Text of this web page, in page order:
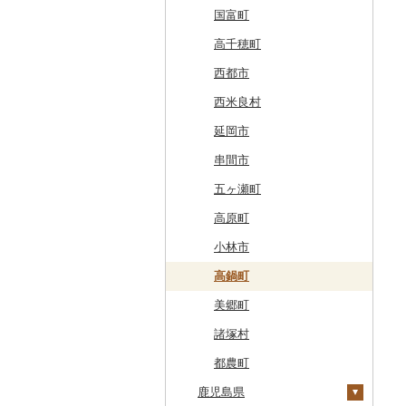
奥尻町
網走市
浦河町
広尾町
中札内村
滝川市
比布町
鶴居村
釧路市
苫前町
当別町
占冠村
上士幌町
平取町
外ヶ浜町
つがる市
弘前市
鰺ヶ沢町
むつ市
田舎館村
青森県（県庁）
三沢市
西目屋村
北上市
平泉町
洋野町
大船渡市
山田町
大槌町
女川町
気仙沼市
美里町
松島町
大和町
大郷町
南三陸町
仙台市
大河原町
角田市
涌谷町
東松島市
鹿角市
大仙市
八郎潟町
戸沢村
舟形町
最上町
真室川町
寒河江市
西川町
高畠町
山形市
三川町
大江町
米沢市
三春町
本宮市
柳津町
鮫川村
福島市
新地町
葛尾村
三島町
桑折町
矢吹町
国見町
檜枝岐村
喜多方市
南相馬市
笠間市
行方市
結城市
城里町
水戸市
鉾田市
桜川市
石岡市
茨城県（県庁）
坂東市
小美玉市
日立市
大子町
鹿嶋市
芳賀町
野木町
藤岡市
邑楽町
板倉町
嬬恋村
草津町
高崎市
群馬県（県庁）
大泉町
長野原町
中之条町
日高市
蓮田市
川越市
宮代町
吉見町
東松山市
入間市
志木市
北本市
桶川市
加須市
三郷市
八潮市
越生町
東庄町
館山市
大網白里市
一宮町
佐倉市
木更津市
茂原市
野田市
山武市
鴨川市
印西市
神崎町
船橋市
千葉市
多摩市
稲城市
世田谷区
日の出町
板橋区
渋谷区
千代田区
新宿区
江東区
青梅市
国立市
品川区
福生市
小平市
横須賀市
三浦市
大磯町
箱根町
横浜市
茅ヶ崎市
川崎市
厚木市
海老名市
相模原市
座間市
二宮町
村上市
妙高市
聖籠町
刈羽村
湯沢町
新潟市
早川町
南部町
昭和町
甲府市
甲州市
丹波山村
立科町
東御市
中野市
豊丘村
売木村
小諸市
木曽町
箕輪町
駒ヶ根市
王滝村
千曲市
辰野町
茅野市
喬木村
高山市
郡上市
白川村
御嵩町
海津市
関ケ原町
七宗町
笠松町
東白川村
土岐市
岐阜県（県庁）
下呂市
多治見市
垂井町
熱海市
掛川市
伊豆の国市
小山町
森町
川根本町
富士市
御前崎市
東伊豆町
西伊豆町
清水町
南伊豆町
松崎町
湖西市
蒲郡市
東郷町
犬山市
弥富市
東海市
新城市
春日井市
瀬戸市
大府市
半田市
あま市
岩倉市
小牧市
愛西市
名張市
東員町
玉城町
南山城村
京都市
舞鶴市
和束町
八幡市
京田辺市
向日市
松原市
柏原市
羽曳野市
大阪府（府庁）
吹田市
河南町
和泉市
高槻市
豊中市
箕面市
太子町
岬町
千早赤阪村
東大阪市
養父市
南あわじ市
洲本市
猪名川町
尼崎市
加西市
宝塚市
淡路市
丹波篠山市
香美町
芦屋市
神戸市
川西市
三田市
斑鳩町
平群町
黒滝村
御所市
上牧町
明日香村
吉野町
奈良市
大和郡山市
野迫川村
葛城市
三宅町
生駒市
東吉野村
紀の川市
上富田町
白浜町
由良町
すさみ町
日高町
有田川町
印南町
和歌山県（県庁）
みなべ町
かつらぎ町
田辺市
北山村
串本町
新庄村
高梁市
勝央町
倉敷市
矢掛町
鏡野町
安芸高田市
佐那河内村
北島町
吉野川市
南国市
仁淀川町
大月町
三原村
香南市
大豊町
田野町
高知市
東洋町
越知町
安芸市
本山町
土佐清水市
北川村
久山町
大野城市
宗像市
水巻町
岡垣町
豊前市
嘉麻市
筑後市
大木町
直方市
遠賀町
大任町
北九州市
宇美町
白石町
太良町
大村市
佐々町
平戸市
あさぎり町
南関町
津奈木町
小国町
人吉市
宇土市
荒尾市
産山村
益城町
御船町
山都町
阿蘇市
合志市
美里町
日田市
姫島村
玖珠町
大分県（県庁）
国富町
高千穂町
西都市
西米良村
延岡市
串間市
五ヶ瀬町
高原町
小林市
高鍋町
美郷町
諸塚村
都農町
鹿児島県